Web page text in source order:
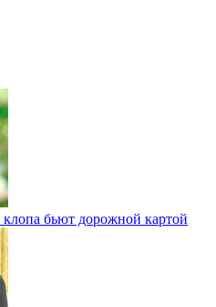
бьют дорожной картой